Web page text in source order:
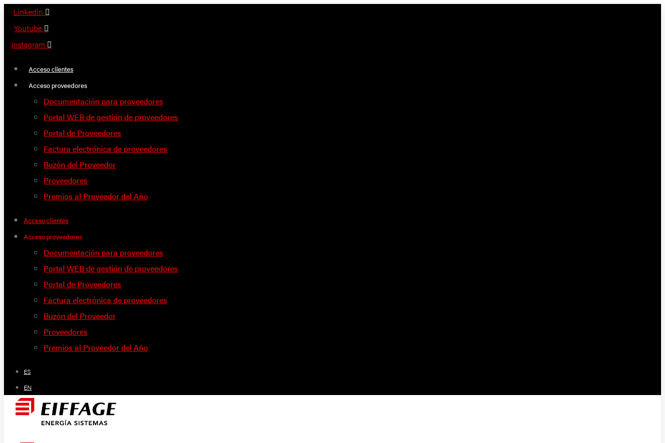
Saltar
contenido
Linkedin
Youtube
Instagram
Acceso clientes
Acceso proveedores
Documentación para proveedores
Portal WEB de gestión de proveedores
Portal de Proveedores
Factura electrónica de proveedores
Buzón del Proveedor
Proveedores
Premios al Proveedor del Año
Acceso clientes
Acceso proveedores
Documentación para proveedores
Portal WEB de gestión de proveedores
Portal de Proveedores
Factura electrónica de proveedores
Buzón del Proveedor
Proveedores
Premios al Proveedor del Año
ES
EN